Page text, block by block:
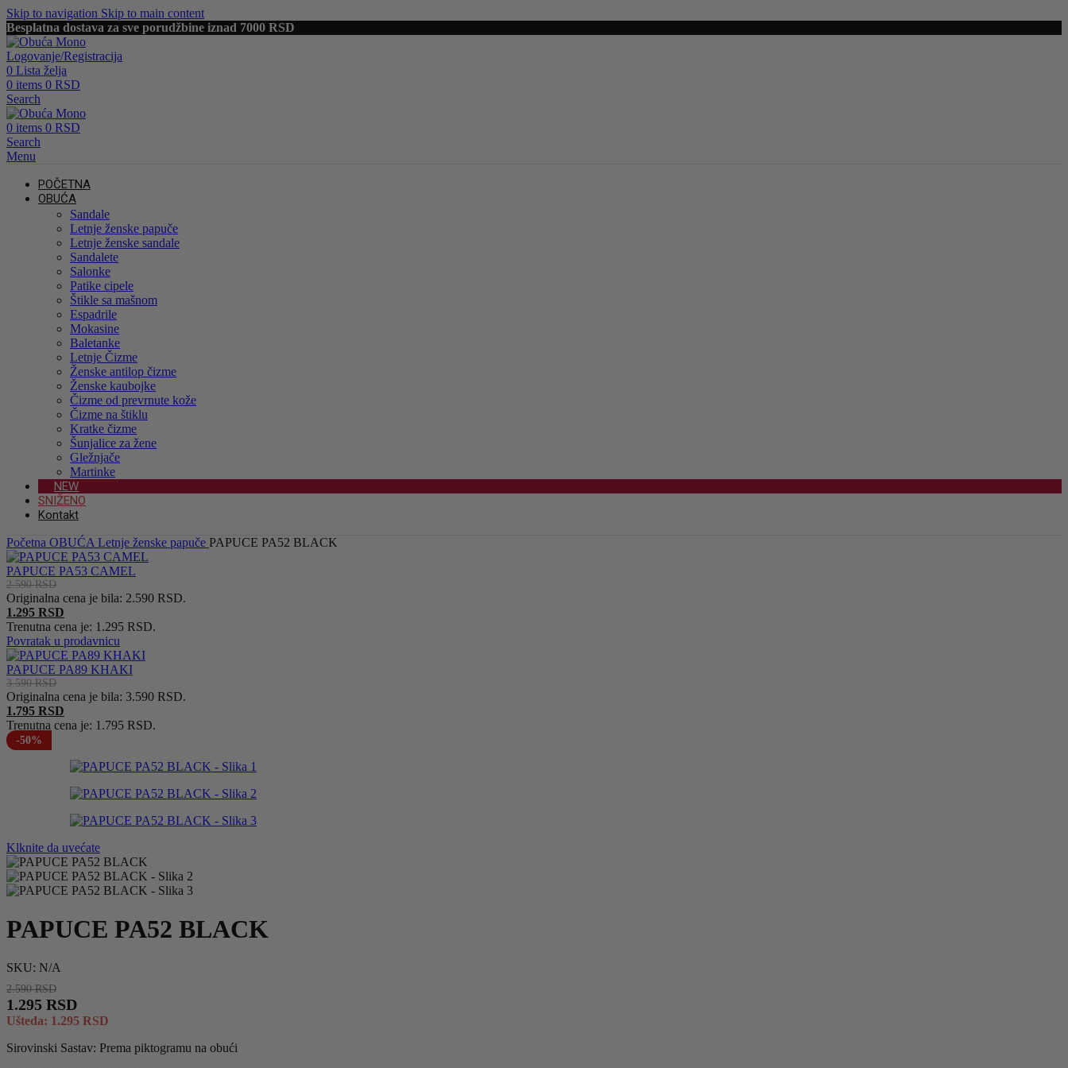
Skip to navigation Skip to main content
Besplatna dostava za sve porudžbine iznad 7000 RSD
Logovanje/Registracija
0 Lista želja
0 items 0 RSD
Search
0 items 0 RSD
Search
Menu
POČETNA
OBUĆA
Sandale
Letnje ženske papuče
Letnje ženske sandale
Sandalete
Salonke
Patike cipele
Štikle sa mašnom
Espadrile
Mokasine
Baletanke
Letnje Čizme
Ženske antilop čizme
Ženske kaubojke
Čizme od prevrnute kože
Čizme na štiklu
Kratke čizme
Šunjalice za žene
Gležnjače
Martinke
NEW
SNIŽENO
Kontakt
Početna OBUĆA Letnje ženske papuče PAPUCE PA52 BLACK
PAPUCE PA53 CAMEL
2.590RSD
Originalna cena je bila: 2.590 RSD.
1.295 RSD
Trenutna cena je: 1.295 RSD.
Povratak u prodavnicu
PAPUCE PA89 KHAKI
3.590RSD
Originalna cena je bila: 3.590 RSD.
1.795 RSD
Trenutna cena je: 1.795 RSD.
-50%
Klknite da uvećate
PAPUCE PA52 BLACK
SKU: N/A
2.590RSD
1.295 RSD
Ušteda: 1.295 RSD
Sirovinski Sastav: Prema piktogramu na obući